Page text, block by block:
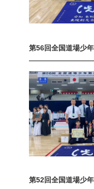
第56回全国道場少
第52回全国道場少